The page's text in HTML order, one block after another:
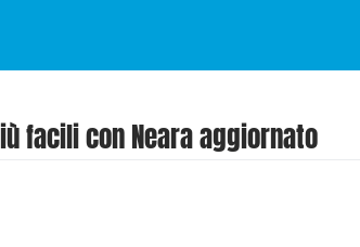
facili con Neara aggiornato